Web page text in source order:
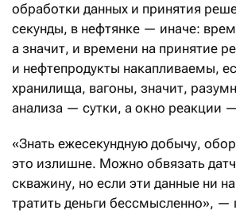
обработки данных и принятия
секунды, в нефтянке — иначе:
а значит, и времени на принятие
и нефтепродукты накапливаемы,
хранилища, вагоны, значит,
анализа — сутки, а окно реакции
«Знать ежесекундную добычу,
это излишне. Можно обвязать
скважину, но если эти данные ни
тратить деньги бессмысленно», —